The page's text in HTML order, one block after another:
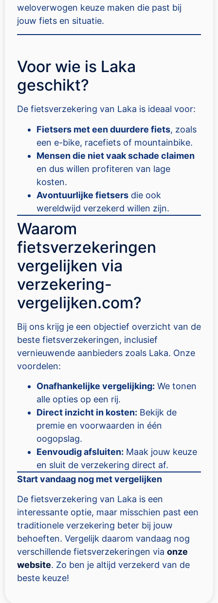
weloverwogen keuze maken die past bij
jouw fiets en situatie.
Voor wie is Laka
geschikt?
De fietsverzekering van Laka is ideaal voor:
Fietsers met een duurdere fiets, zoals
een e-bike, racefiets of mountainbike.
Mensen die niet vaak schade claimen
en dus willen profiteren van lage
kosten.
Avontuurlijke fietsers die ook
wereldwijd verzekerd willen zijn.
Waarom
fietsverzekeringen
vergelijken via
verzekering-
vergelijken.com?
Bij ons krijg je een objectief overzicht van de
beste fietsverzekeringen, inclusief
vernieuwende aanbieders zoals Laka. Onze
voordelen:
Onafhankelijke vergelijking: We tonen
alle opties op een rij.
Direct inzicht in kosten: Bekijk de
premie en voorwaarden in één
oogopslag.
Eenvoudig afsluiten: Maak jouw keuze
en sluit de verzekering direct af.
Start vandaag nog met vergelijken
De fietsverzekering van Laka is een
interessante optie, maar misschien past een
traditionele verzekering beter bij jouw
behoeften. Vergelijk daarom vandaag nog
verschillende fietsverzekeringen via onze
website. Zo ben je altijd verzekerd van de
beste keuze!